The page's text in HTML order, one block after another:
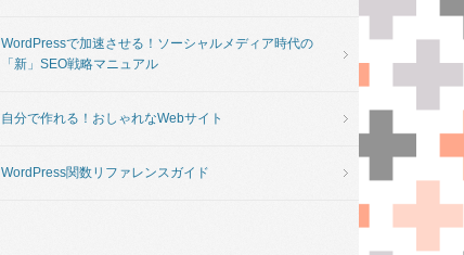
WordPressで加速させる！ソーシャルメディア時代の
「新」SEO戦略マニュアル
自分で作れる！おしゃれなWebサイト
WordPress関数リファレンスガイド